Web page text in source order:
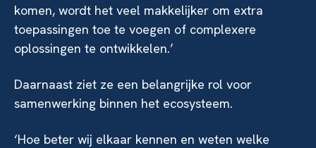
komen, wordt het veel makkelijker om extra
toepassingen toe te voegen of complexere
oplossingen te ontwikkelen.’
Daarnaast ziet ze een belangrijke rol voor
samenwerking binnen het ecosysteem.
‘Hoe beter wij elkaar kennen en weten welke